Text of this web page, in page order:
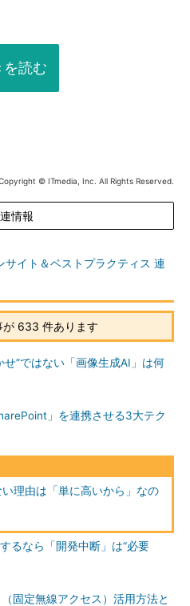
を読む
© ITmedia, Inc. All Rights Reserved.
情報
イト＆ベストプラクティス 連
が 633 件あります
せ”ではない「画像生成AI」は何
」を連携させる3大テク
理由は「単に高いから」なの
るなら「開発中断」は“必要
固定無線アクセス）活用方法と